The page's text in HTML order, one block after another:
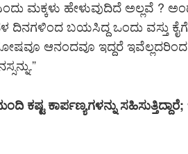
ಮಕ್ಕಳು ಹೇಳುವುದಿದೆ ಅಲ್ಲವೆ ?
ದಿನಗಳಿಂದ ಬಯಸಿದ್ದ ಒಂದು ವಸ್ತು
ಆನಂದವೂ ಇದ್ದರೆ ಇವೆಲ್ಲದರಿಂದ
ಕಷ್ಟ ಕಾರ್ಪಣ್ಯಗಳನ್ನು